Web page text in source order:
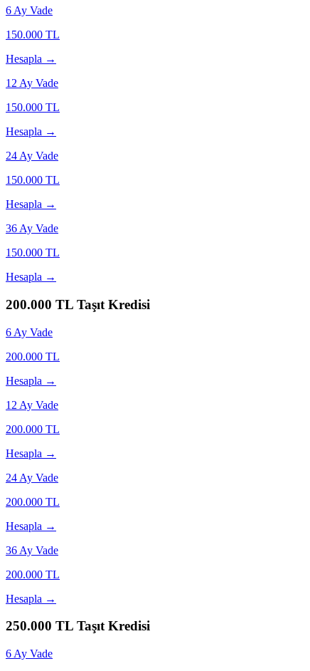
6 Ay Vade
150.000 TL
Hesapla →
12 Ay Vade
150.000 TL
Hesapla →
24 Ay Vade
150.000 TL
Hesapla →
36 Ay Vade
150.000 TL
Hesapla →
200.000 TL Taşıt Kredisi
6 Ay Vade
200.000 TL
Hesapla →
12 Ay Vade
200.000 TL
Hesapla →
24 Ay Vade
200.000 TL
Hesapla →
36 Ay Vade
200.000 TL
Hesapla →
250.000 TL Taşıt Kredisi
6 Ay Vade